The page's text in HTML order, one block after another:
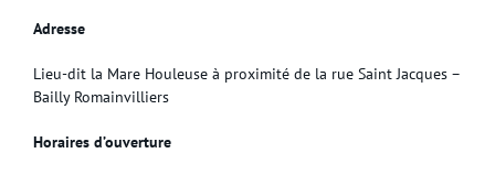
Adresse
Lieu-dit la Mare Houleuse à proximité de la rue Saint Jacques –
Bailly Romainvilliers
Horaires d’ouverture